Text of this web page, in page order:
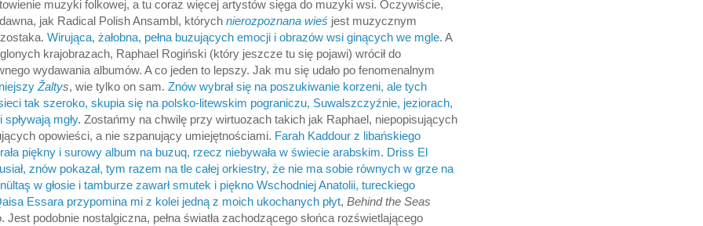
muzyki folkowej, a tu coraz więcej artystów sięga do muzyki wsi. Oczywiście,
jak Radical Polish Ansambl, których nierozpoznana wieś jest muzycznym
Wirująca, żałobna, pełna buzujących emocji i obrazów wsi ginących we mgle. A
krajobrazach, Raphael Rogiński (który jeszcze tu się pojawi) wrócił do
wydawania albumów. A co jeden to lepszy. Jak mu się udało po fenomenalnym
Žaltys, wie tylko on sam. Znów wybrał się na poszukiwanie korzeni, ale tych
tak szeroko, skupia się na polsko-litewskim pograniczu, Suwalszczyźnie, jeziorach,
mgły. Zostańmy na chwilę przy wirtuozach takich jak Raphael, niepopisujących
opowieści, a nie szpanujący umiejętnościami. Farah Kaddour z libańskiego
piękny i surowy album na buzuq, rzecz niebywała w świecie arabskim. Driss El
znów pokazał, tym razem na tle całej orkiestry, że nie ma sobie równych w grze na
w głosie i tamburze zawarł smutek i piękno Wschodniej Anatolii, tureckiego
Essara przypomina mi z kolei jedną z moich ukochanych płyt, Behind the Seas
Jest podobnie nostalgiczna, pełna światła zachodzącego słońca rozświetlającego